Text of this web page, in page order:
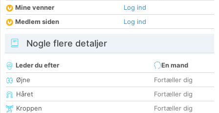
Mine venner
Log ind
Medlem siden
Log ind
Nogle flere detaljer
Leder du efter
En mand
Øjne
Fortæller dig
Håret
Fortæller dig
Kroppen
Fortæller dig